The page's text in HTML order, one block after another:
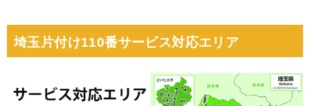
埼玉片付け110番サービス対応エリア